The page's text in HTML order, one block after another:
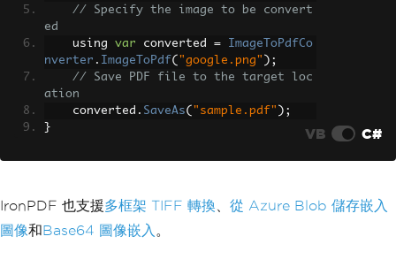
// Specify the image to be convert
ed
    using
var converted =
ImageToPdfCo
nverter . ImageToPdf( "google.png" );
// Save PDF file to the target loc
ation
    converted
. SaveAs( "sample.pdf" );
}
VB C#
IronPDF 也支援多框架 TIFF 轉換
從 Azure Blob 儲存嵌入
圖像和Base64 圖像嵌入 。